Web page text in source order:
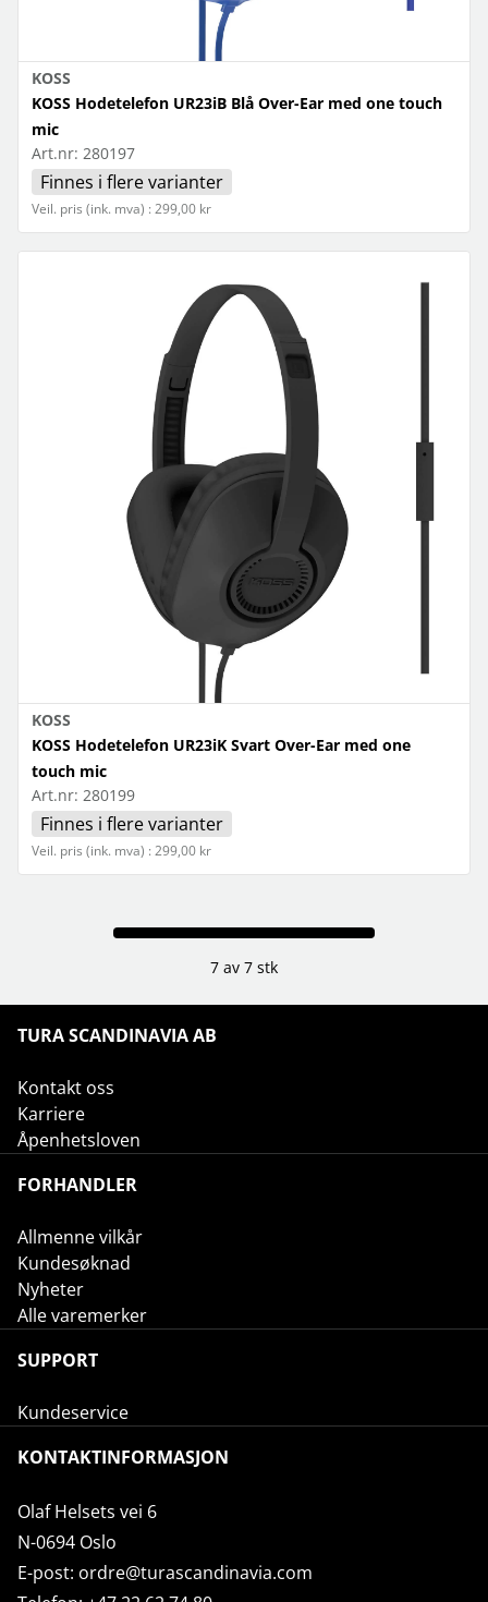
KOSS
KOSS Hodetelefon UR23iB Blå Over-Ear med one touch
mic
Art.nr: 280197
Finnes i flere varianter
Veil. pris (ink. mva) : 299,00 kr
KOSS
KOSS Hodetelefon UR23iK Svart Over-Ear med one
touch mic
Art.nr: 280199
Finnes i flere varianter
Veil. pris (ink. mva) : 299,00 kr
7 av 7 stk
TURA SCANDINAVIA AB
Kontakt oss
Karriere
Åpenhetsloven
FORHANDLER
Allmenne vilkår
Kundesøknad
Nyheter
Alle varemerker
SUPPORT
Kundeservice
KONTAKTINFORMASJON
Olaf Helsets vei 6
N-0694 Oslo
E-post: ordre@turascandinavia.com